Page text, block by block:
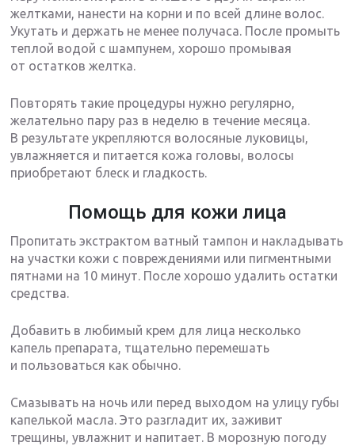
желтками, нанести на корни и по всей длине волос.
Укутать и держать не менее получаса. После промыть
теплой водой с шампунем, хорошо промывая
от остатков желтка.
Повторять такие процедуры нужно регулярно,
желательно пару раз в неделю в течение месяца.
В результате укрепляются волосяные луковицы,
увлажняется и питается кожа головы, волосы
приобретают блеск и гладкость.
Помощь для кожи лица
Пропитать экстрактом ватный тампон и накладывать
на участки кожи с повреждениями или пигментными
пятнами на 10 минут. После хорошо удалить остатки
средства.
Добавить в любимый крем для лица несколько
капель препарата, тщательно перемешать
и пользоваться как обычно.
Смазывать на ночь или перед выходом на улицу губы
капелькой масла. Это разгладит их, заживит
трещины, увлажнит и напитает. В морозную погоду